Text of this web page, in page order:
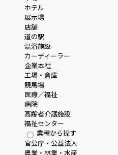
ホテル
展示場
店舗
道の駅
温浴施設
カーディーラー
企業本社
工場・倉庫
競馬場
医療／福祉
病院
高齢者介護施設
福祉センター
業種から探す
官公庁・公益法人
農業・林業・水産